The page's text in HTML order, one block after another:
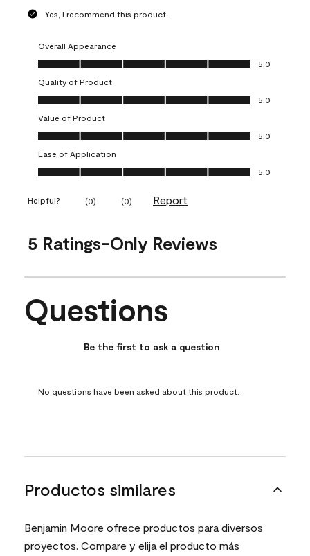
Yes, I recommend this product.
Overall Appearance
Overall Appearance, 5.0 out of 5
5.0
Quality of Product
Quality of Product, 5.0 out of 5
5.0
Value of Product
Value of Product, 5.0 out of 5
5.0
Ease of Application
Ease of Application, 5.0 out of 5
5.0
Helpful? (0) (0) Report
5 Ratings-Only Reviews
No questions have been asked about this product.
Questions
Be the first to ask a question
No questions have been asked about this product.
Productos similares
Benjamin Moore ofrece productos para diversos
proyectos. Compare y elija el producto más